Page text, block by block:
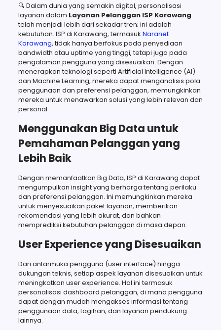
🔍 Dalam dunia yang semakin digital, personalisasi
layanan dalam Layanan Pelanggan ISP Karawang
telah menjadi lebih dari sekadar tren; ini adalah
kebutuhan. ISP di Karawang, termasuk Naranet
Karawang, tidak hanya berfokus pada penyediaan
bandwidth atau uptime yang tinggi, tetapi juga pada
pengalaman pengguna yang disesuaikan. Dengan
menerapkan teknologi seperti Artificial Intelligence (AI)
dan Machine Learning, mereka dapat menganalisis pola
penggunaan dan preferensi pelanggan, memungkinkan
mereka untuk menawarkan solusi yang lebih relevan dan
personal.
Menggunakan Big Data untuk
Pemahaman Pelanggan yang
Lebih Baik
Dengan memanfaatkan Big Data, ISP di Karawang dapat
mengumpulkan insight yang berharga tentang perilaku
dan preferensi pelanggan. Ini memungkinkan mereka
untuk menyesuaikan paket layanan, memberikan
rekomendasi yang lebih akurat, dan bahkan
memprediksi kebutuhan pelanggan di masa depan.
User Experience yang Disesuaikan
Dari antarmuka pengguna (user interface) hingga
dukungan teknis, setiap aspek layanan disesuaikan untuk
meningkatkan user experience. Hal ini termasuk
personalisasi dashboard pelanggan, di mana pengguna
dapat dengan mudah mengakses informasi tentang
penggunaan data, tagihan, dan layanan pendukung
lainnya.